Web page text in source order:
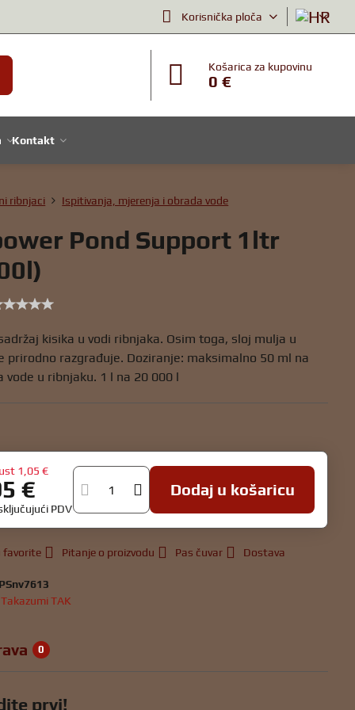
Korisnička ploča
Košarica za kupovinu
0 €
Kontakt
ribnjaci Ispitivanja, mjerenja i obrada vode
Pond Support 1ltr
kisika u vodi ribnjaka. Osim toga, sloj mulja u
prirodno razgrađuje. Doziranje: maksimalno 50 ml na
vode u ribnjaku. 1 l na 20 000 l
1,05 €
€
PDV
Dodaj u košaricu
favorite Pitanje o proizvodu Pas čuvar Dostava
PSnv7613
Takazumi TAK
0
prvi!